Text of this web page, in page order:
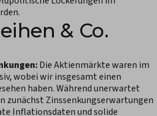
& Co.
Die Aktienmärkte waren im
wobei wir insgesamt einen
haben. Während unerwartet
zunächst Zinssenkungserwartungen
Inflationsdaten und solide